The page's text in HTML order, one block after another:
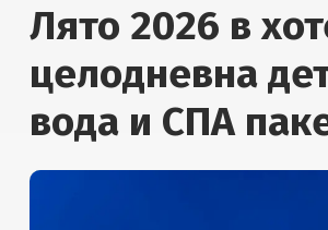
Лято 2026 в
целодневна
вода и СПА